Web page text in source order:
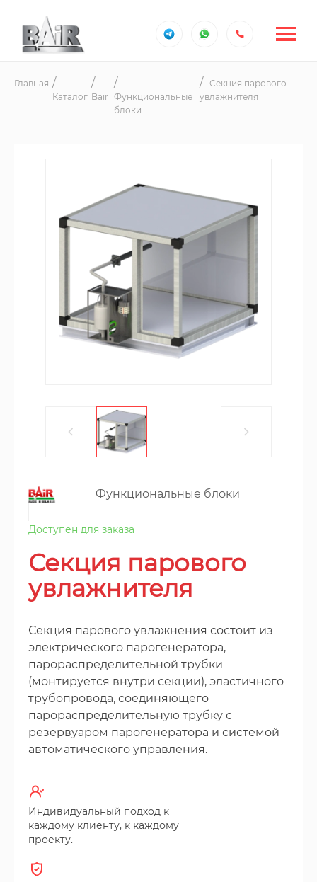
Главная
Каталог Bair Функциональные
блоки
Секция парового
увлажнителя
Функциональные блоки
Доступен для заказа
Секция парового
увлажнителя
Секция парового увлажнения состоит из
электрического парогенератора,
парораспределительной трубки
(монтируется внутри секции), эластичного
трубопровода, соединяющего
парораспределительную трубку с
резервуаром парогенератора и системой
автоматического управления.
Индивидуальный подход к
каждому клиенту, к каждому
проекту.